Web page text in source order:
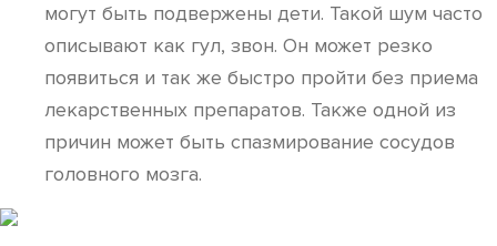
могут быть подвержены дети. Такой шум часто
описывают как гул, звон. Он может резко
появиться и так же быстро пройти без приема
лекарственных препаратов. Также одной из
причин может быть спазмирование сосудов
головного мозга.